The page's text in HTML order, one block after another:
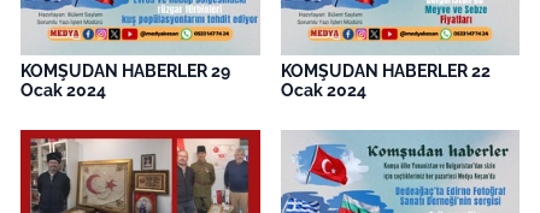
KOMŞUDAN HABERLER 29
Ocak 2024
KOMŞUDAN HABERLER 22
Ocak 2024